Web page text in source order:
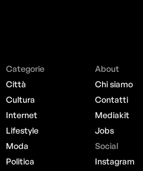
Categorie
Città
Cultura
Internet
Lifestyle
Moda
Politica
About
Chi siamo
Contatti
Mediakit
Jobs
Social
Instagram